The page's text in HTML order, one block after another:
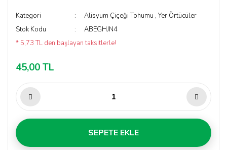
Kategori Alisyum Çiçeği Tohumu , Yer Örtücüler
Stok Kodu
ABEGHJN4
* 5,73 TL den başlayan taksitlerle!
45,00 TL
SEPETE EKLE